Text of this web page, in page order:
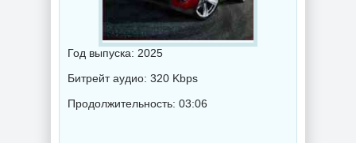
Год выпуска: 2025
Битрейт аудио: 320 Kbps
Продолжительность: 03:06